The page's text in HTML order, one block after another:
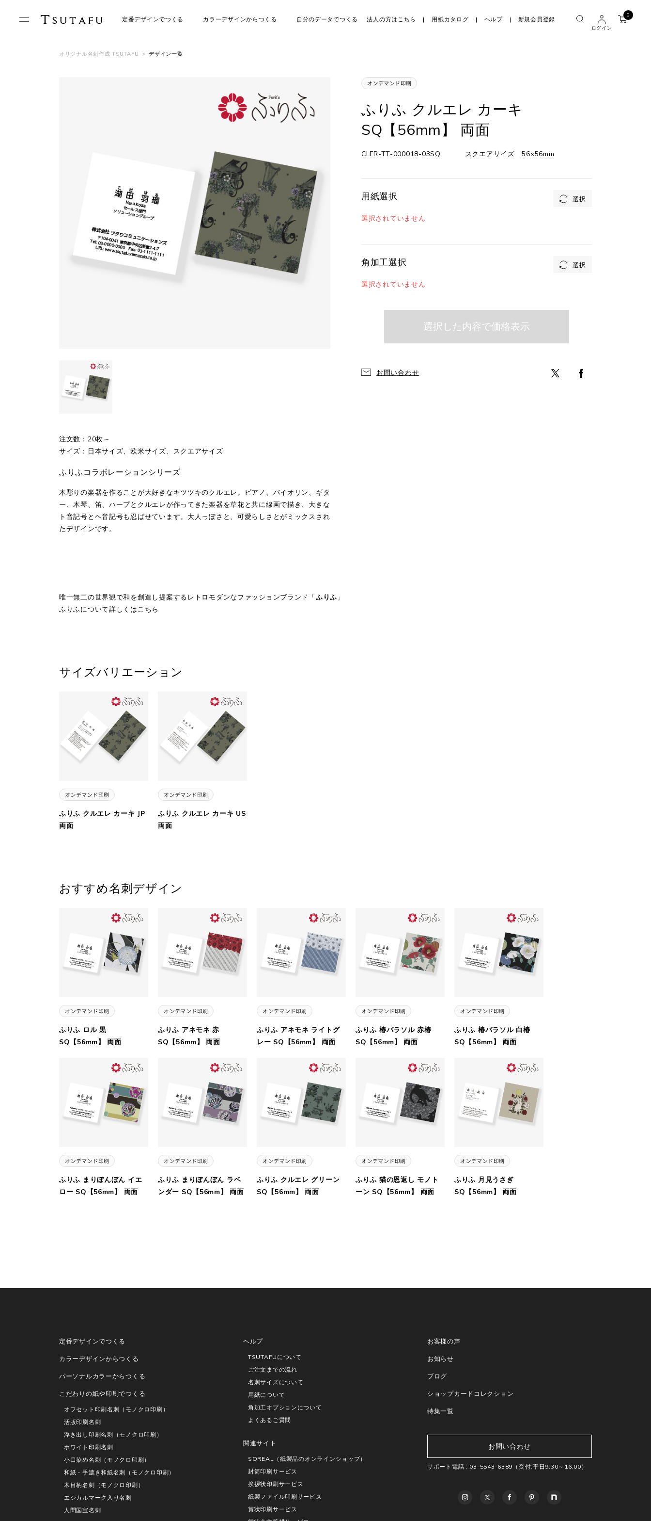
定番デザインでつくる カラーデザインからつくる 自分のデータでつくる 法人の方はこちら 用紙カタログ ヘルプ 新規会員登録
ログイン
0
オリジナル名刺作成 TSUTAFU > デザイン一覧
注文数：20枚～
サイズ：日本サイズ、欧米サイズ、スクエアサイズ
ふりふコラボレーションシリーズ
木彫りの楽器を作ることが大好きなキツツキのクルエレ。ピアノ、バイオリン、ギタ
ー、木琴、笛、ハープとクルエレが作ってきた楽器を草花と共に線画で描き、大きな
ト音記号とヘ音記号も忍ばせています。大人っぽさと、可愛らしさとがミックスされ
たデザインです。
ふりふ クルエレ カーキ
SQ【56mm】 両面
CLFR-TT-000018-03SQ スクエアサイズ 56×56mm
用紙選択
選択されていません
角加工選択
選択されていません
お問い合わせ
唯一無二の世界観で和を創造し提案するレトロモダンなファッションブランド「ふりふ 」
ふりふについて詳しくはこちら
サイズバリエーション
ふりふ クルエレ カーキ JP
両面
ふりふ クルエレ カーキ US
両面
おすすめ名刺デザイン
ふりふ ロル 黒
SQ【56mm】 両面
ふりふ アネモネ 赤
SQ【56mm】 両面
ふりふ アネモネ ライトグ
レー SQ【56mm】 両面
ふりふ 椿パラソル 赤椿
SQ【56mm】 両面
ふりふ 椿パラソル 白椿
SQ【56mm】 両面
ふりふ まりぼんぼん イエ
ロー SQ【56mm】 両面
ふりふ まりぼんぼん ラベ
ンダー SQ【56mm】 両面
ふりふ クルエレ グリーン
SQ【56mm】 両面
ふりふ 猫の恩返し モノト
ーン SQ【56mm】 両面
ふりふ 月見うさぎ
SQ【56mm】 両面
定番デザインでつくる
カラーデザインからつくる
パーソナルカラーからつくる
こだわりの紙や印刷でつくる
オフセット印刷名刺（モノクロ印刷）
活版印刷名刺
浮き出し印刷名刺（モノクロ印刷）
ホワイト印刷名刺
小口染め名刺（モノクロ印刷）
和紙・手漉き和紙名刺（モノクロ印刷）
木目柄名刺（モノクロ印刷）
エシカルマーク入り名刺
人間国宝名刺
ヘルプ
TSUTAFUについて
ご注文までの流れ
名刺サイズについて
用紙について
角加工オプションについて
よくあるご質問
関連サイト
SOREAL（紙製品のオンラインショップ）
封筒印刷サービス
挨拶状印刷サービス
紙製ファイル印刷サービス
賞状印刷サービス
お客様の声
お知らせ
ブログ
ショップカードコレクション
特集一覧
お問い合わせ
サポート電話 : 03-5543-6389 （受付:平日9:30～16:00）